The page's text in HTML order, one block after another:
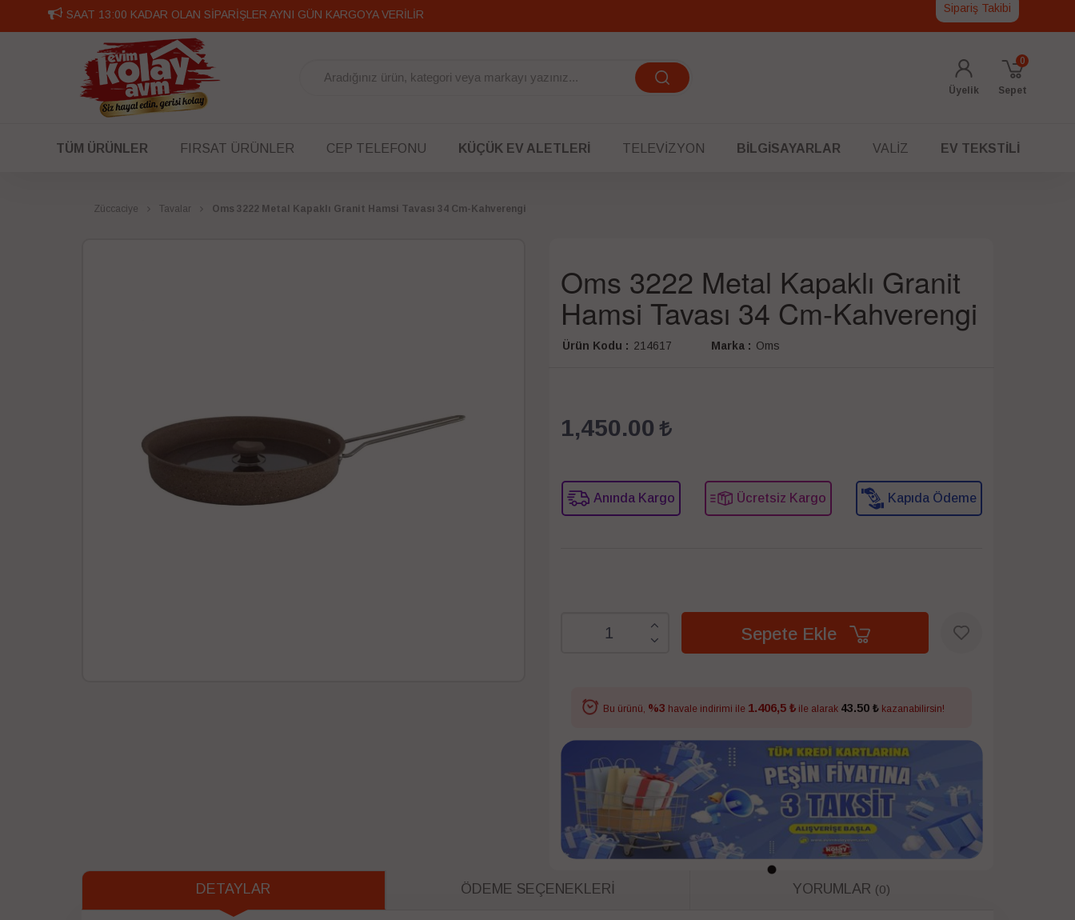
SAAT 13:00 KADAR OLAN SİPARİŞLER AYNI GÜN KARGOYA VERİLİR Sipariş Takibi
Üyelik Sepet
0
TÜM ÜRÜNLER FIRSAT ÜRÜNLER CEP TELEFONU KÜÇÜK EV ALETLERI TELEVIZYON BILGISAYARLAR VALIZ EV TEKSTILI
Züccaciye Tavalar Oms 3222 Metal Kapaklı Granit Hamsi Tavası 34 Cm-Kahverengi
Oms 3222 Metal Kapaklı Granit
Hamsi Tavası 34 Cm-Kahverengi
Ürün Kodu : 214617 Marka : Oms
1,450.00
Anında Kargo Ücretsiz Kargo Kapıda Ödeme
Sepete Ekle
Bu ürünü, %3 havale indirimi ile 1.406,5 ₺ ile alarak 43.50 ₺ kazanabilirsin!
DETAYLAR ÖDEME SEÇENEKLERI YORUMLAR (0)